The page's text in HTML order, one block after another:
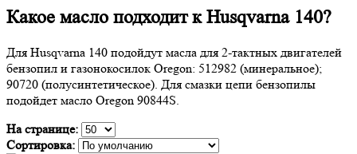
Какое масло подходит к Husqvarna 140?
Для Husqvarna 140 подойдут масла для 2-тактных двигателей
бензопил и газонокосилок Oregon: 512982 (минеральное);
90720 (полусинтетическое). Для смазки цепи бензопилы
подойдет масло Oregon 90844S.
На странице:
Сортировка: